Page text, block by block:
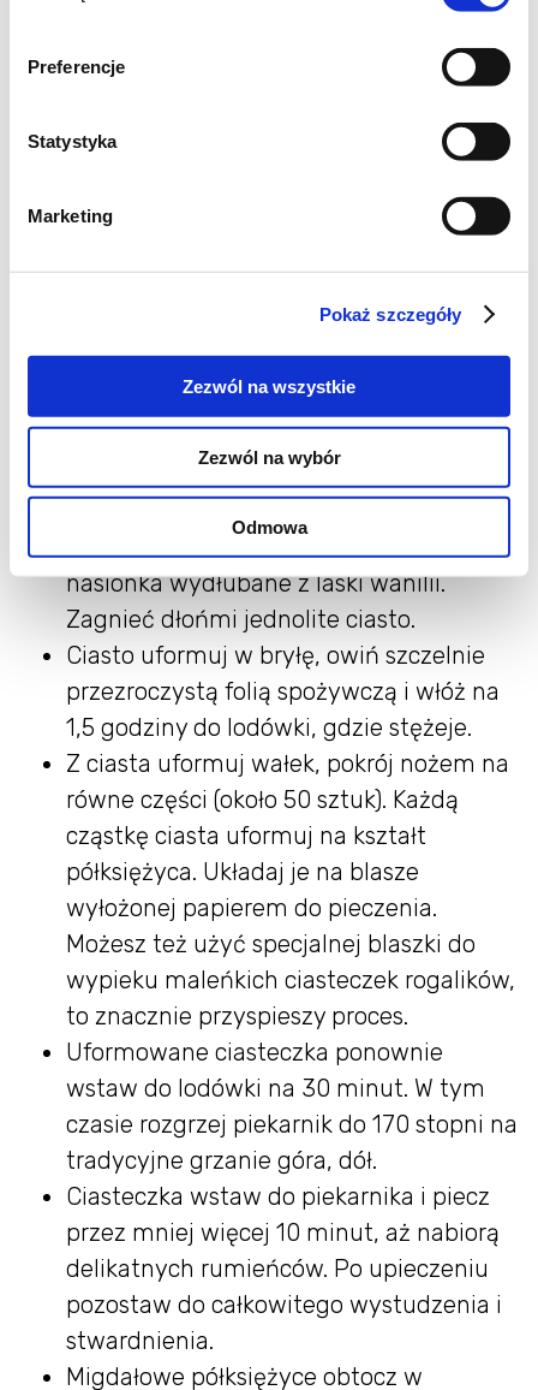
Preferencje
Statystyka
Marketing
Pokaż szczegóły
Zezwól na wszystkie
Zezwól na wybór
Odmowa
WANILIOWY CUKIER PUDER
wcześniej przed planowanym
temu najbardziej aromatyczny.
słoika, włóż do niego też pozostałości z
na 24 godziny.
CIASTKA PÓŁKSIĘŻYCE
Schłodzone masło pokrój w kostkę i
migdały, mąkę, sól, cukier, żółtka oraz
nasionka wydłubane z laski wanilii.
Zagnieć dłońmi jednolite ciasto.
Ciasto uformuj w bryłę, owiń szczelnie
przezroczystą folią spożywczą i włóż na
1,5 godziny do lodówki, gdzie stężeje.
Z ciasta uformuj wałek, pokrój nożem na
równe części (około 50 sztuk). Każdą
cząstkę ciasta uformuj na kształt
półksiężyca. Układaj je na blasze
wyłożonej papierem do pieczenia.
Możesz też użyć specjalnej blaszki do
wypieku maleńkich ciasteczek rogalików,
to znacznie przyspieszy proces.
Uformowane ciasteczka ponownie
wstaw do lodówki na 30 minut. W tym
czasie rozgrzej piekarnik do 170 stopni na
tradycyjne grzanie góra, dół.
Ciasteczka wstaw do piekarnika i piecz
przez mniej więcej 10 minut, aż nabiorą
delikatnych rumieńców. Po upieczeniu
pozostaw do całkowitego wystudzenia i
stwardnienia.
Migdałowe półksiężyce obtocz w